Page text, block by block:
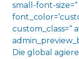
small-font-
custom_class=“
Die global